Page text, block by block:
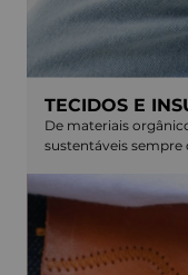
TECIDOS E
De materiais
sustentáveis sempre